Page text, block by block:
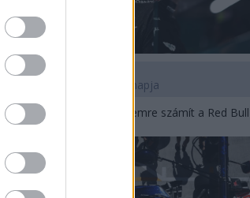
2 napja
Lassuló fejlesztési ütemre számít a Red Bull